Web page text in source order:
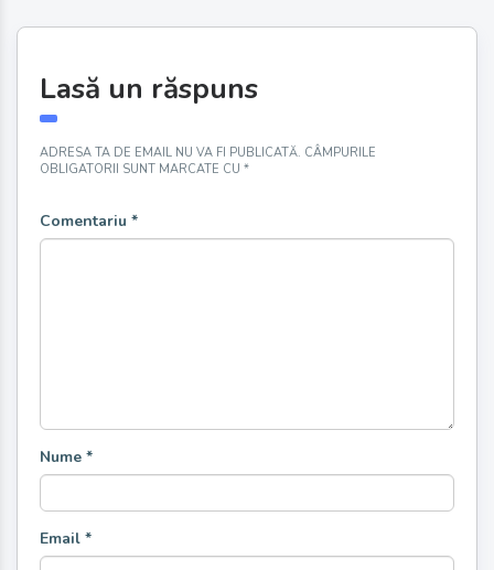
Lasă un răspuns
ADRESA TA DE EMAIL NU VA FI PUBLICATĂ. CÂMPURILE
OBLIGATORII SUNT MARCATE CU *
Comentariu *
Nume *
Email *